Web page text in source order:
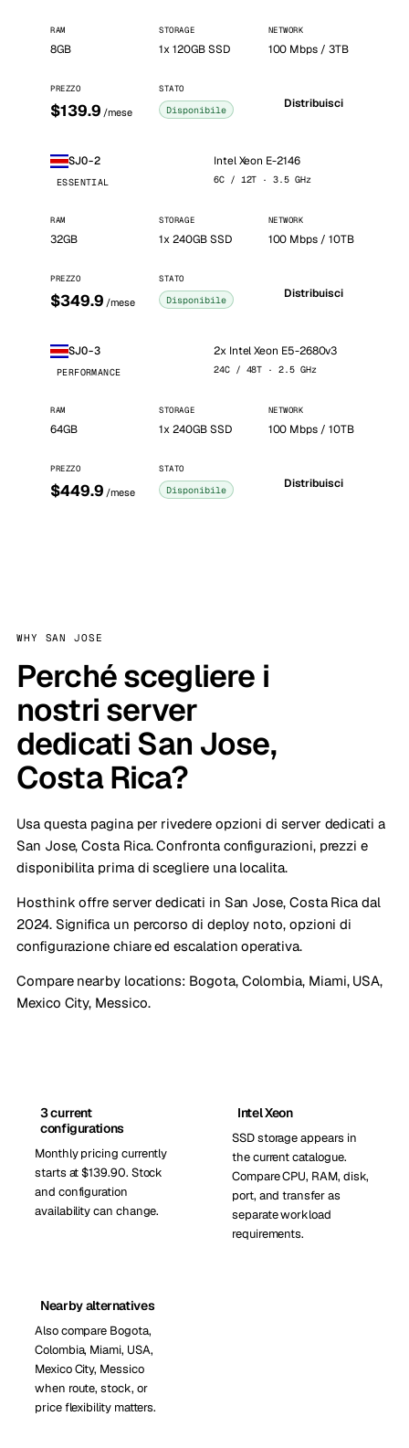
RAM
8GB
STORAGE
1x 120GB SSD
NETWORK
100 Mbps / 3TB
PREZZO
$139.9 /mese
STATO
Disponibile Distribuisci
SJO-2
ESSENTIAL
Intel Xeon E-2146
6C / 12T · 3.5 GHz
RAM
32GB
STORAGE
1x 240GB SSD
NETWORK
100 Mbps / 10TB
PREZZO
$349.9 /mese
STATO
Disponibile Distribuisci
SJO-3
PERFORMANCE
2x Intel Xeon E5-2680v3
24C / 48T · 2.5 GHz
RAM
64GB
STORAGE
1x 240GB SSD
NETWORK
100 Mbps / 10TB
PREZZO
$449.9 /mese
STATO
Disponibile Distribuisci
WHY SAN JOSE
Perché scegliere i
nostri server
dedicati San Jose,
Costa Rica?
Usa questa pagina per rivedere opzioni di server dedicati a
San Jose, Costa Rica. Confronta configurazioni, prezzi e
disponibilita prima di scegliere una localita.
Hosthink offre server dedicati in San Jose, Costa Rica dal
2024. Significa un percorso di deploy noto, opzioni di
configurazione chiare ed escalation operativa.
Compare nearby locations: Bogota, Colombia, Miami, USA,
Mexico City, Messico.
3 current
configurations
Monthly pricing currently
starts at $139.90. Stock
and configuration
availability can change.
Intel Xeon
SSD storage appears in
the current catalogue.
Compare CPU, RAM, disk,
port, and transfer as
separate workload
requirements.
Nearby alternatives
Also compare Bogota,
Colombia, Miami, USA,
Mexico City, Messico
when route, stock, or
price flexibility matters.